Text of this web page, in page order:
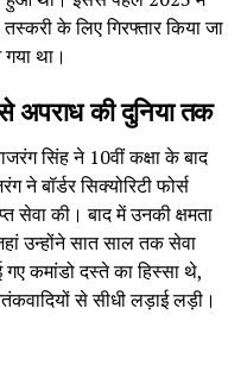
के लिए गिरफ्तार किया जा
था।
अपराध की दुनिया तक
सिंह ने 10वीं कक्षा के बाद
ने बॉर्डर सिक्योरिटी फोर्स
सेवा की। बाद में उनकी क्षमता
उन्होंने सात साल तक सेवा
कमांडो दस्ते का हिस्सा थे,
से सीधी लड़ाई लड़ी।